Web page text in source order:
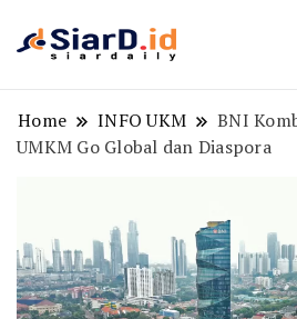
Home INFO UKM
BNI
UMKM Go Global dan Diaspora